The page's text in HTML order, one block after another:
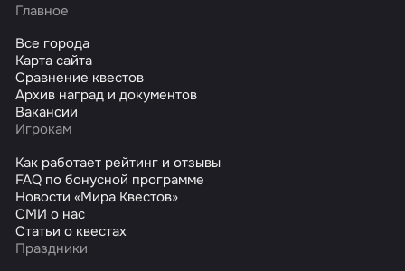
Главное
Все города
Карта сайта
Сравнение квестов
Архив наград и документов
Вакансии
Игрокам
Как работает рейтинг и отзывы
FAQ по бонусной программе
Новости «Мира Квестов»
СМИ о нас
Статьи о квестах
Праздники